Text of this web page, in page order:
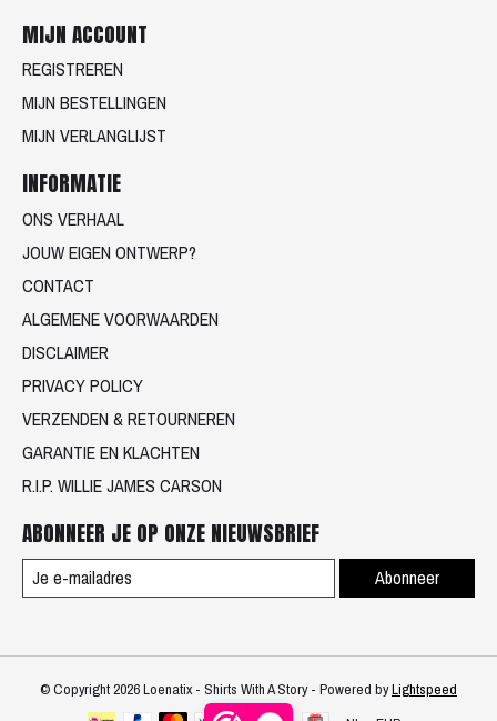
MIJN ACCOUNT
REGISTREREN
MIJN BESTELLINGEN
MIJN VERLANGLIJST
INFORMATIE
ONS VERHAAL
JOUW EIGEN ONTWERP?
CONTACT
ALGEMENE VOORWAARDEN
DISCLAIMER
PRIVACY POLICY
VERZENDEN & RETOURNEREN
GARANTIE EN KLACHTEN
R.I.P. WILLIE JAMES CARSON
ABONNEER JE OP ONZE NIEUWSBRIEF
Abonneer
© Copyright 2026 Loenatix - Shirts With A Story - Powered byLightspeed